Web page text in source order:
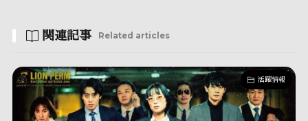
関連記事 Related articles
活躍情報